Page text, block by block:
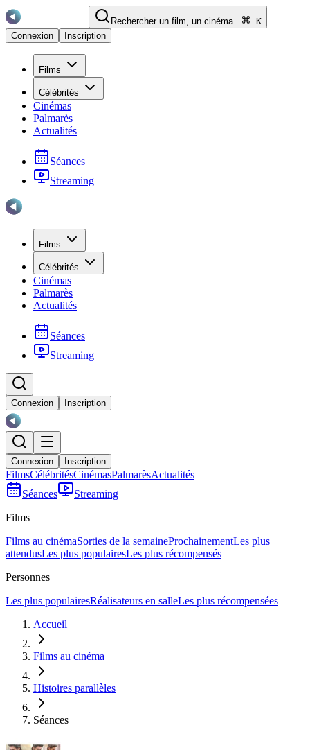
Rechercher un film, un cinéma...
K
Connexion
Inscription
Films
Célébrités
Cinémas
Palmarès
Actualités
Séances
Streaming
Films
Célébrités
Cinémas
Palmarès
Actualités
Séances
Streaming
Connexion Inscription
Connexion Inscription
FilmsCélébritésCinémasPalmarèsActualités
Séances
Streaming
Films
Films au cinémaSorties de la semaineProchainementLes plus
attendusLes plus populairesLes plus récompensés
Personnes
Les plus populairesRéalisateurs en salleLes plus récompensées
Accueil
Films au cinéma
Histoires parallèles
Séances